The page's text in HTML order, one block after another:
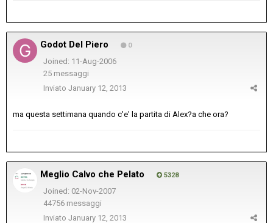
Godot Del Piero 0
Joined: 11-Aug-2006
25 messaggi
Inviato January 12, 2013
ma questa settimana quando c'e' la partita di Alex?a che ora?
Meglio Calvo che Pelato 5328
Joined: 02-Nov-2007
44756 messaggi
Inviato January 12, 2013